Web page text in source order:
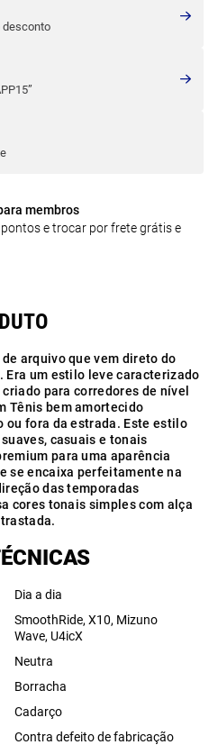
desconto
membros
e trocar por frete grátis e
arquivo que vem direto do
Era um estilo leve caracterizado
para corredores de nível
Tênis bem amortecido
ou fora da estrada. Este estilo
casuais e tonais
para uma aparência
se encaixa perfeitamente na
das temporadas
cores tonais simples com alça
Dia a dia
SmoothRide, X10, Mizuno
Wave, U4icX
Neutra
Borracha
Cadarço
Contra defeito de fabricação